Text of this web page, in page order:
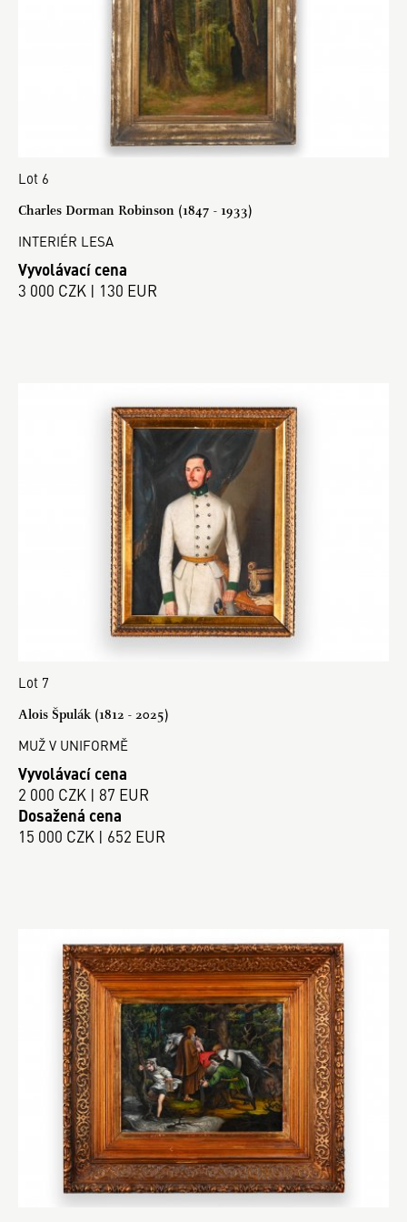
Lot 6
Charles Dorman Robinson (1847 - 1933)
INTERIÉR LESA
Vyvolávací cena
3 000 CZK | 130 EUR
Lot 7
Alois Špulák (1812 - 2025)
MUŽ V UNIFORMĚ
Vyvolávací cena
2 000 CZK | 87 EUR
Dosažená cena
15 000 CZK | 652 EUR